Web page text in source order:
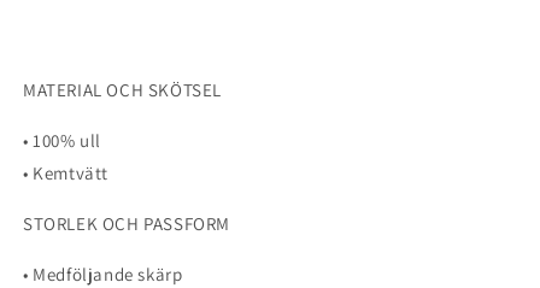
MATERIAL OCH SKÖTSEL
• 100% ull
• Kemtvätt
STORLEK OCH PASSFORM
• Medföljande skärp